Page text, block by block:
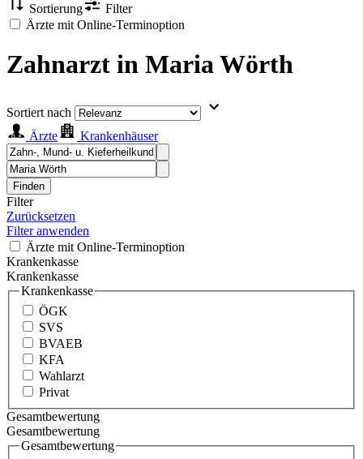
Sortierung
Filter
Ärzte mit Online-Terminoption
Zahnarzt in Maria Wörth
Sortiert nach
Ärzte
Krankenhäuser
Finden
Filter
Zurücksetzen
Filter anwenden
Ärzte mit Online-Terminoption
Krankenkasse
Krankenkasse
Krankenkasse
ÖGK
SVS
BVAEB
KFA
Wahlarzt
Privat
Gesamtbewertung
Gesamtbewertung
Gesamtbewertung